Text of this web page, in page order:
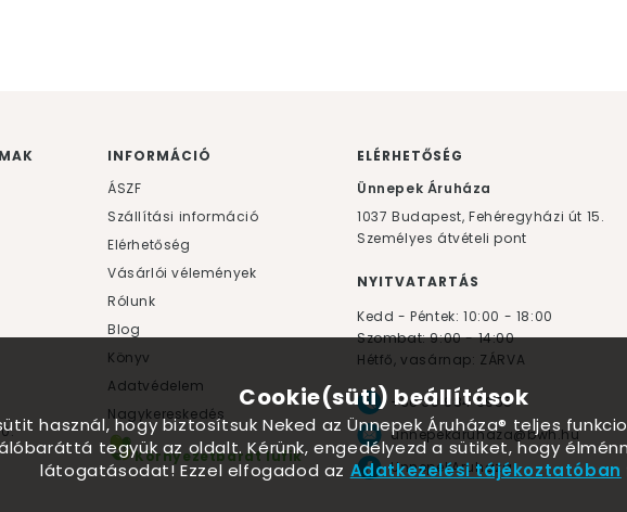
INFORMÁCIÓ
ÁSZF
Szállítási információ
Elérhetőség
Vásárlói vélemények
Rólunk
Blog
Könyv
Adatvédelem
Nagykereskedés
Környezetbarát lufik
ELÉRHETŐSÉG
Ünnepek Áruháza
1037 Budapest, Fehéregyházi út 15.
Személyes átvételi pont
NYITVATARTÁS
Kedd - Péntek: 10:00 - 18:00
Szombat: 9:00 - 14:00
Hétfő, vasárnap: ZÁRVA
+36 30 984 6955
unnepekaruhaza@bwh.hu
UnnepekAruhaza
Cookie(süti) beállítások
használ, hogy biztosítsuk Neked az Ünnepek Áruháza® teljes
tegyük az oldalt. Kérünk, engedélyezd a sütiket, hogy
látogatásodat! Ezzel elfogadod az Adatkezelési tájékoztatóban